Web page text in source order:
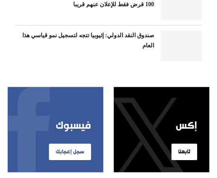
100 قرض فقط للإعلان عنهم قريبا
صندوق النقد الدولي: إثيوبيا تتجه لتسجيل نمو قياسي هذا
العام
فيسبوك
سجل إعجابك
إكس
تابعنا